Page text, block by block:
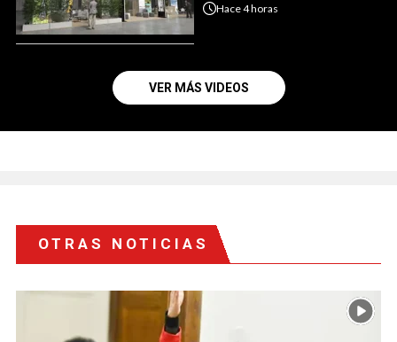
Hace4 horas
VER MÁS VIDEOS
OTRAS NOTICIAS